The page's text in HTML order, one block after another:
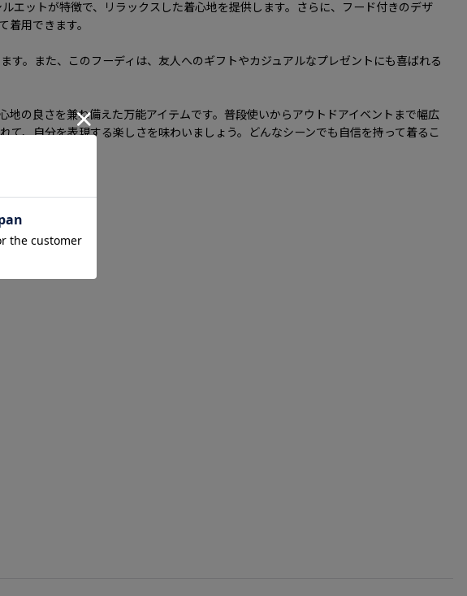
エットが特徴で、リラックスした着心地を提供します。さらに、フード付きのデザ
着用できます。
。また、このフーディは、友人へのギフトやカジュアルなプレゼントにも喜ばれる
の良さを兼ね備えた万能アイテムです。普段使いからアウトドアイベントまで幅広
、自分を表現する楽しさを味わいましょう。どんなシーンでも自信を持って着るこ